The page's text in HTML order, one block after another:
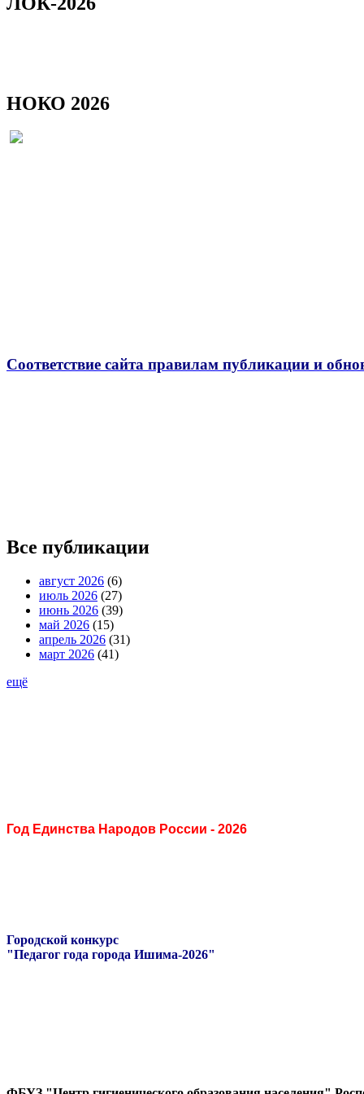
НОКО 2026
Соответствие сайта правилам публикации и
Все публикации
август 2026 (6)
июль 2026 (27)
июнь 2026 (39)
май 2026 (15)
апрель 2026 (31)
март 2026 (41)
ещё
Год Единства Народов России - 2026
Городской конкурс
"Педагог года города Ишима-2026"